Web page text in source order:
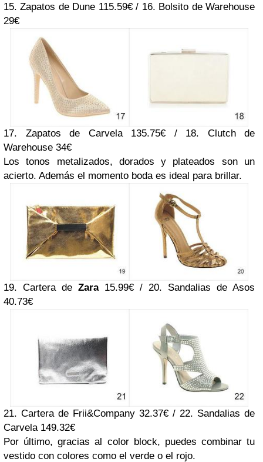
15. Zapatos de Dune 115.59€ / 16. Bolsito de Warehouse
29€
17. Zapatos de Carvela 135.75€ / 18. Clutch de
Warehouse 34€
Los tonos metalizados, dorados y plateados son un
acierto. Además el momento boda es ideal para brillar.
19. Cartera de Zara15.99€ / 20. Sandalias de Asos
40.73€
21. Cartera de Frii&Company 32.37€ / 22. Sandalias de
Carvela 149.32€
Por último, gracias al color block, puedes combinar tu
vestido con colores como el verde o el rojo.